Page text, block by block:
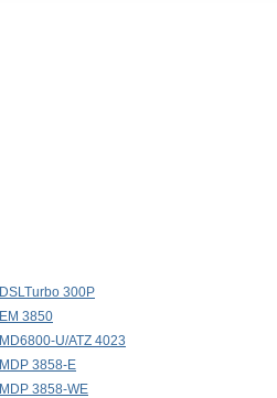
DSLTurbo 300P
EM 3850
MD6800-U/ATZ 4023
MDP 3858-E
MDP 3858-WE